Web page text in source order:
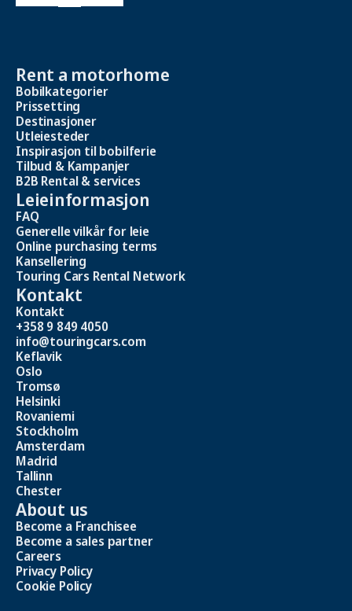
Rent a motorhome
Bobilkategorier
Prissetting
Destinasjoner
Utleiesteder
Inspirasjon til bobilferie
Tilbud & Kampanjer
B2B Rental & services
Leieinformasjon
FAQ
Generelle vilkår for leie
Online purchasing terms
Kansellering
Touring Cars Rental Network
Kontakt
Kontakt
+358 9 849 4050
info@touringcars.com
Keflavik
Oslo
Tromsø
Helsinki
Rovaniemi
Stockholm
Amsterdam
Madrid
Tallinn
Chester
About us
Become a Franchisee
Become a sales partner
Careers
Privacy Policy
Cookie Policy